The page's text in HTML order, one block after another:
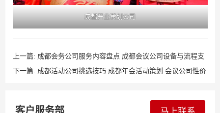
成都开业策划公司
上一篇: 成都会务公司服务内容盘点 成都会议公司设备与流程支
持详解
下一篇: 成都活动公司挑选技巧 成都年会活动策划 会议公司性价
客户服务部